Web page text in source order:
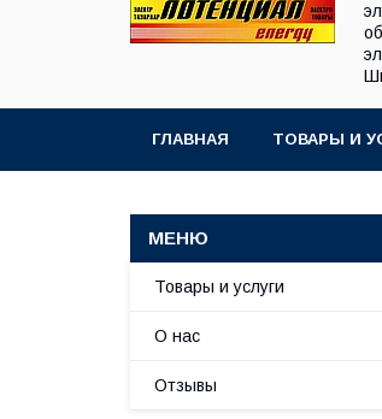
ГЛАВНАЯ ТОВАРЫ И
Товары и услуги
О нас
Отзывы